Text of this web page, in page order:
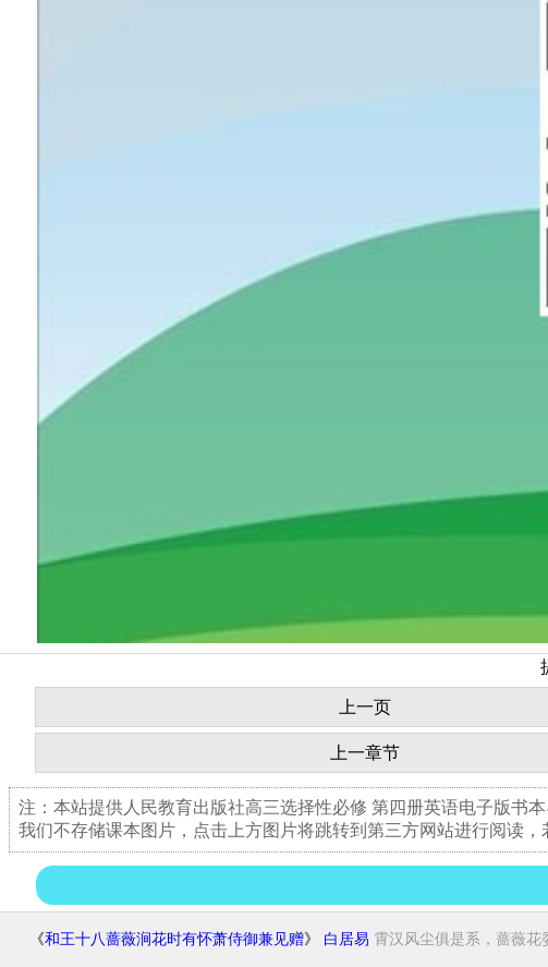
上一页
上一章节
注：本站提供人民教育出版社高三选择性必修 第四册英语电子版书
我们不存储课本图片，点击上方图片将跳转到第三方网站进行阅读，
《和王十八蔷薇涧花时有怀萧侍御兼见赠》 白居易 霄汉风尘俱是系，蔷薇花